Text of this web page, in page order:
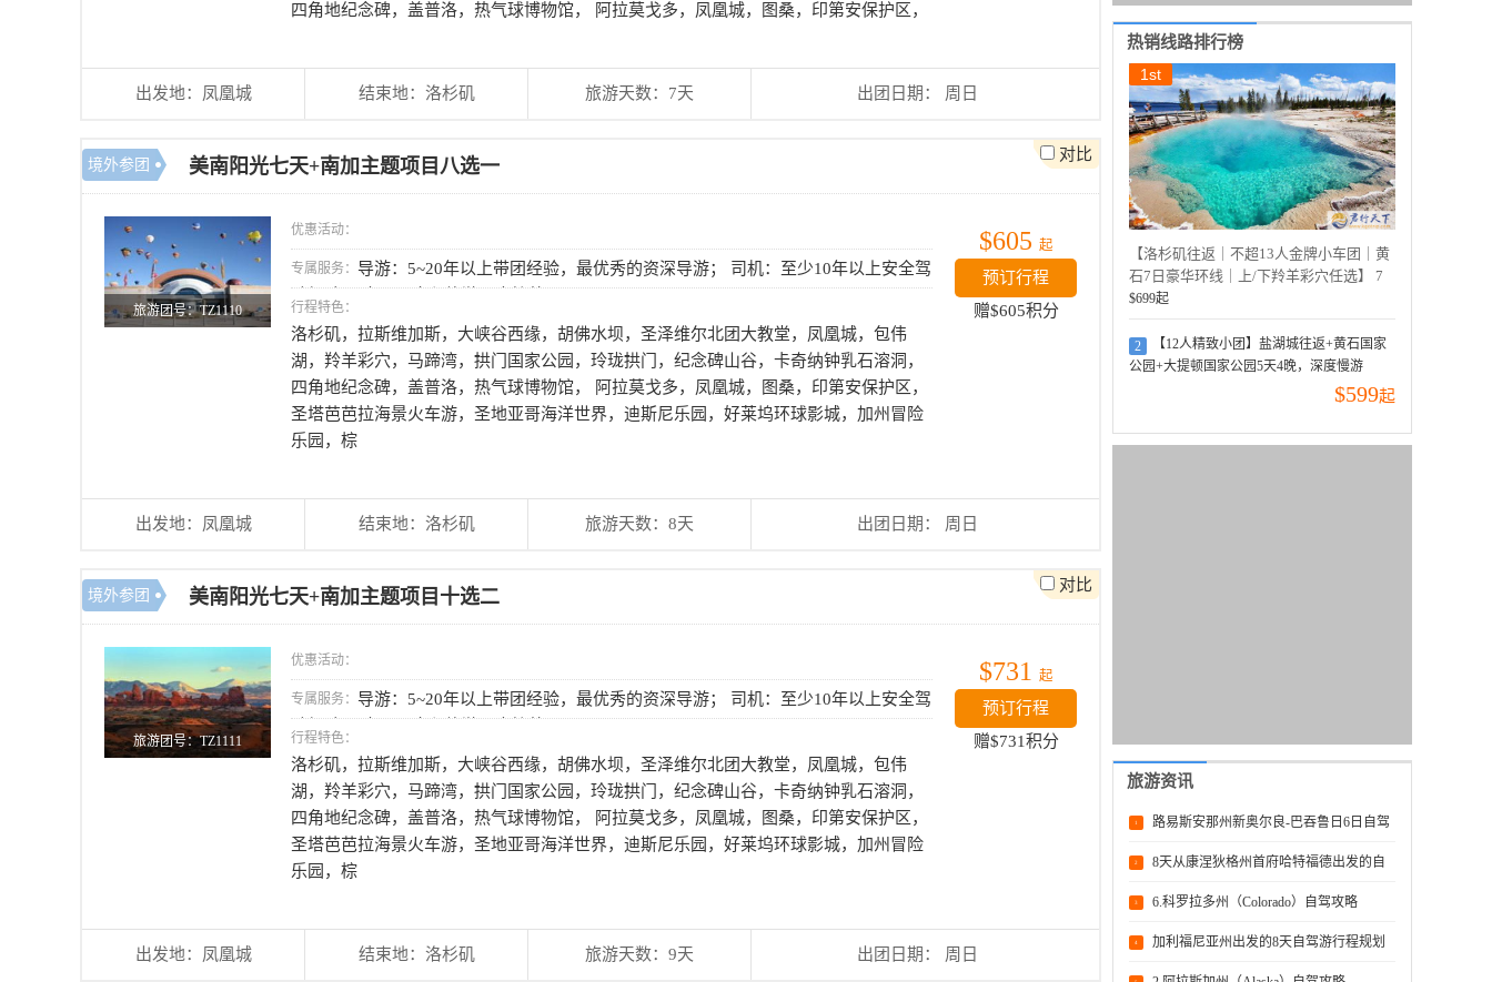
四角地纪念碑，盖普洛，热气球博物馆， 阿拉莫戈多，凤凰城，图桑，印第安保护区，
出发地：凤凰城 结束地：洛杉矶 旅游天数：7天 出团日期： 周日
境外参团 美南阳光七天+南加主题项目八选一
旅游团号：TZ1110
优惠活动：
专属服务： 导游：5~20年以上带团经验，最优秀的资深导游； 司机：至少10年以上安全驾
行程特色：
洛杉矶，拉斯维加斯，大峡谷西缘，胡佛水坝，圣泽维尔北团大教堂，凤凰城，包伟
湖，羚羊彩穴，马蹄湾，拱门国家公园，玲珑拱门，纪念碑山谷，卡奇纳钟乳石溶洞，
四角地纪念碑，盖普洛，热气球博物馆， 阿拉莫戈多，凤凰城，图桑，印第安保护区，
圣塔芭芭拉海景火车游，圣地亚哥海洋世界，迪斯尼乐园，好莱坞环球影城，加州冒险
乐园，棕
$605 起
预订行程
赠$605积分
出发地：凤凰城 结束地：洛杉矶 旅游天数：8天 出团日期： 周日
对比
境外参团 美南阳光七天+南加主题项目十选二
旅游团号：TZ1111
优惠活动：
专属服务： 导游：5~20年以上带团经验，最优秀的资深导游； 司机：至少10年以上安全驾
行程特色：
洛杉矶，拉斯维加斯，大峡谷西缘，胡佛水坝，圣泽维尔北团大教堂，凤凰城，包伟
湖，羚羊彩穴，马蹄湾，拱门国家公园，玲珑拱门，纪念碑山谷，卡奇纳钟乳石溶洞，
四角地纪念碑，盖普洛，热气球博物馆， 阿拉莫戈多，凤凰城，图桑，印第安保护区，
圣塔芭芭拉海景火车游，圣地亚哥海洋世界，迪斯尼乐园，好莱坞环球影城，加州冒险
乐园，棕
$731 起
预订行程
赠$731积分
出发地：凤凰城 结束地：洛杉矶 旅游天数：9天 出团日期： 周日
对比
热销线路排行榜
1st
【洛杉矶往返｜不超13人金牌小车团｜黄
石7日豪华环线｜上/下羚羊彩穴任选】 7
天6晚｜星链WIFI全程覆盖｜黄石/ 大提顿/
羚羊谷/ 锡安/ 盐湖城｜NAPPA豪华商务舱
$699起
2
【12人精致小团】盐湖城往返+黄石国家
公园+大提顿国家公园5天4晚，深度慢游
$599起
旅游资讯
1 路易斯安那州新奥尔良-巴吞鲁日6日自驾
游攻略
2 8天从康涅狄格州首府哈特福德出发的自
驾游行程规划
3 6.科罗拉多州（Colorado）自驾攻略
4 加利福尼亚州出发的8天自驾游行程规划